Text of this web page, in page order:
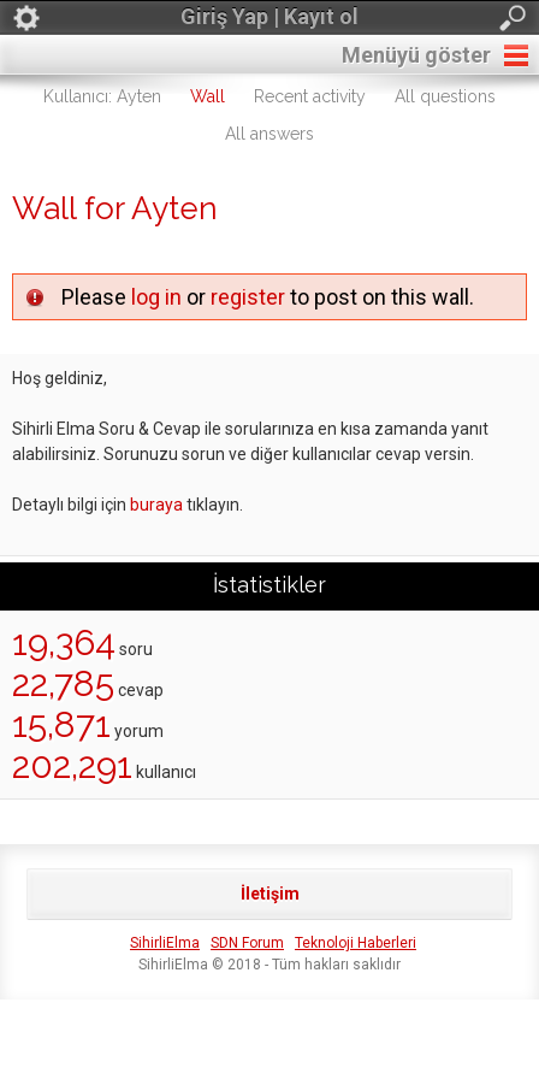
Giriş Yap | Kayıt ol
Menüyü göster
Kullanıcı: Ayten Wall Recent activity
All questions
All answers
Wall for Ayten
Please log in or registerto post on this wall.
Hoş geldiniz,
Sihirli Elma Soru & Cevap ile sorularınıza en kısa zamanda yanıt
alabilirsiniz. Sorunuzu sorun ve diğer kullanıcılar cevap versin.
Detaylı bilgi için buraya tıklayın.
İstatistikler
19,364 soru
22,785 cevap
15,871 yorum
202,291 kullanıcı
İletişim
SihirliElma SDN Forum
Teknoloji Haberleri
SihirliElma © 2018 - Tüm hakları saklıdır